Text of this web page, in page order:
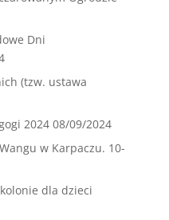
Dni
(tzw. ustawa
2024 08/09/2024
w Karpaczu. 10-
dla dzieci